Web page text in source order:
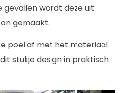
wordt deze uit
gemaakt.
poel af met het materiaal
stukje design in praktisch